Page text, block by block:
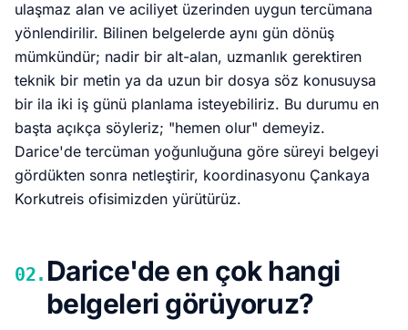
ulaşmaz alan ve aciliyet üzerinden uygun tercümana
yönlendirilir. Bilinen belgelerde aynı gün dönüş
mümkündür; nadir bir alt-alan, uzmanlık gerektiren
teknik bir metin ya da uzun bir dosya söz konusuysa
bir ila iki iş günü planlama isteyebiliriz. Bu durumu en
başta açıkça söyleriz; "hemen olur" demeyiz.
Darice'de tercüman yoğunluğuna göre süreyi belgeyi
gördükten sonra netleştirir, koordinasyonu Çankaya
Korkutreis ofisimizden yürütürüz.
02. Darice'de en çok hangi
belgeleri görüyoruz?